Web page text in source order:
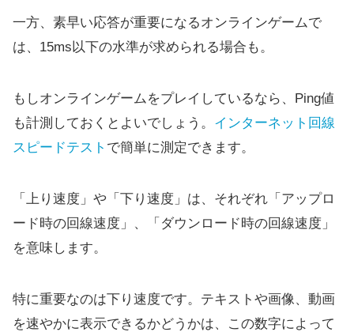
一方、素早い応答が重要になるオンラインゲームで
は、15ms以下の水準が求められる場合も。
もしオンラインゲームをプレイしているなら、Ping値
も計測しておくとよいでしょう。 インターネット回線
スピードテスト で簡単に測定できます。
「上り速度」や「下り速度」は、それぞれ「アップロ
ード時の回線速度」、「ダウンロード時の回線速度」
を意味します。
特に重要なのは下り速度です。テキストや画像、動画
を速やかに表示できるかどうかは、この数字によって